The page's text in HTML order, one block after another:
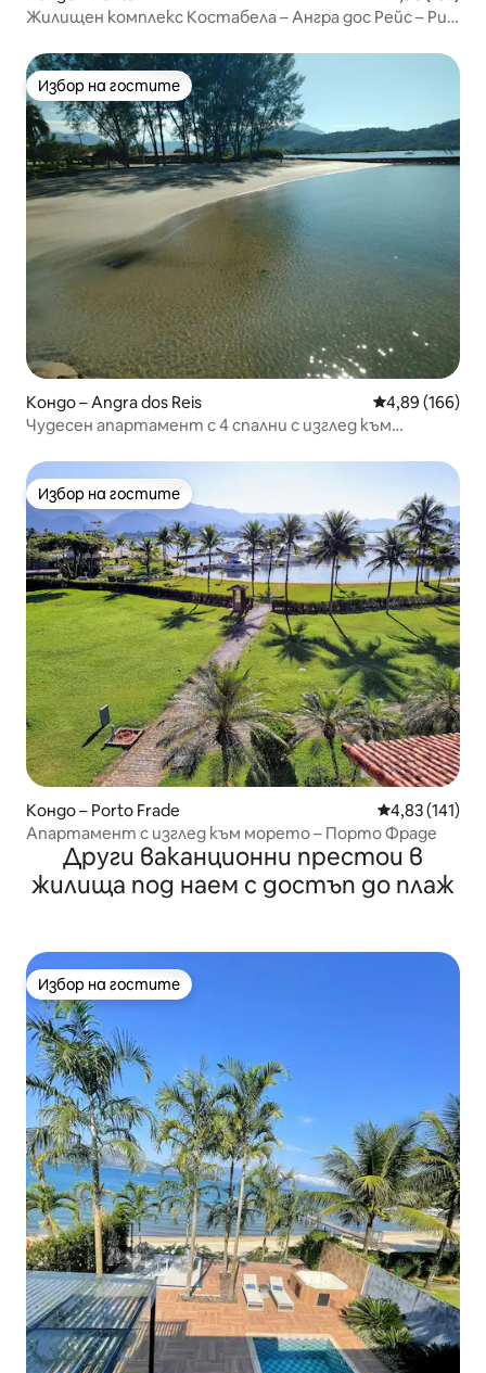
Жилищен комплекс Костабела – Ангра дос Рейс – Рио
Избор на гостите
Избор на гостите
Кондо – Angra dos Reis Средна
4,89 (166)
Чудесен апартамент с 4 спални с изглед към
Избор на гостите
Избор на гостите
Кондо – Porto Frade Средна
4,83 (141)
Апартамент с изглед към морето – Порто Фраде
Други ваканционни престои в
жилища под наем с достъп до плаж
Избор на гостите
Избор на гостите